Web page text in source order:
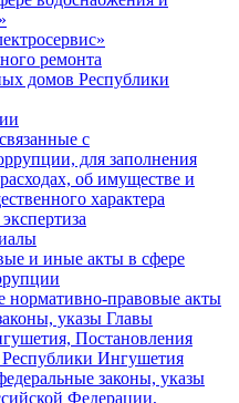
ремонта
домов Республики
с
для заполнения
об имуществе и
характера
и иные акты в сфере
нормативно-правовые акты
указы Главы
Постановления
Республики Ингушетия
законы, указы
Федерации,